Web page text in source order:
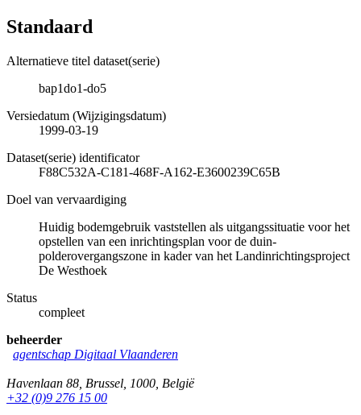
Standaard
Alternatieve titel dataset(serie)
bap1do1-do5
Versiedatum (Wijzigingsdatum)
1999-03-19
Dataset(serie) identificator
F88C532A-C181-468F-A162-E3600239C65B
Doel van vervaardiging
Huidig bodemgebruik vaststellen als uitgangssituatie voor het
opstellen van een inrichtingsplan voor de duin-
polderovergangszone in kader van het Landinrichtingsproject
De Westhoek
Status
compleet
beheerder
agentschap Digitaal Vlaanderen
Havenlaan 88 Brussel 1000 België
+32 (0)9 276 15 00